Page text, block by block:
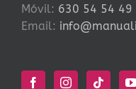
Móvil: 630 54 54 49
Email: